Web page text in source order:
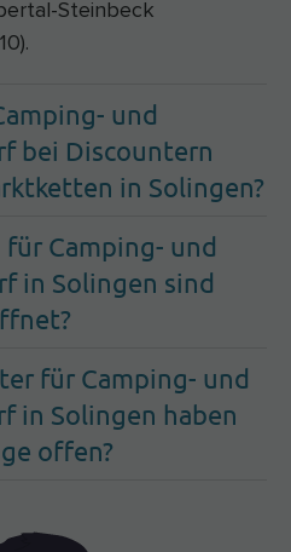
Steinbeck
und
bei Discountern
in Solingen?
für Camping- und
in Solingen sind
für Camping- und
in Solingen haben
offen?